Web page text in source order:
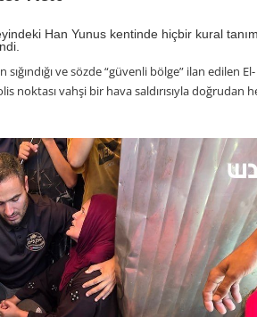
Han Yunus kentinde hiçbir kural
ve sözde “güvenli bölge” ilan edilen El-
noktası vahşi bir hava saldırısıyla doğrudan